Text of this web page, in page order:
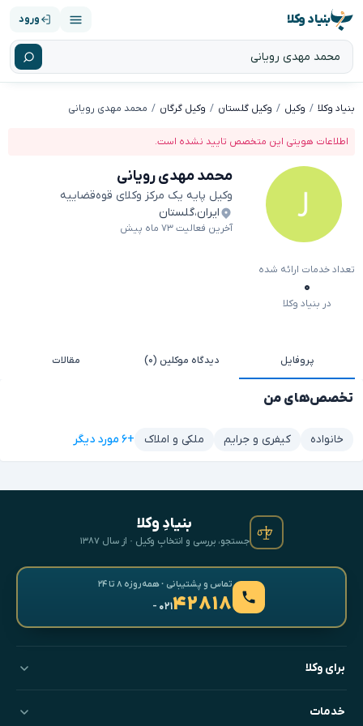
بنیاد وکلا ورود
بنیاد وکلا وکیل وکیل گلستان وکیل گرگان محمد مهدی رویانی
اطلاعات هویتی این متخصص تایید نشده است.
محمد مهدی رویانی
وکیل پایه یک مرکز وکلای قوه‌قضاییه
ایران،گلستان
آخرین فعالیت ۷۳ ماه پیش
تعداد خدمات ارائه شده
۰
در بنیاد وکلا
پروفایل دیدگاه موکلین (۰) مقالات
تخصص‌های من
خانواده کیفری و جرایم ملکی و املاک +۶ مورد دیگر
بنیادِ وکلا
جستجو، بررسی و انتخابِ وکیل · از سال ۱۳۸۷
تماس و پشتیبانی · همه‌روزه ۸ تا ۲۴
۴۲۸۱۸- ۰۲۱
برای وکلا
خدمات